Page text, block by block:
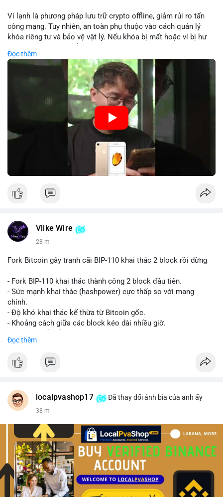
Lời khuyên: Nhà đầu tư nhỏ lẻ nên theo dõi sát dòng tiền xác
nhận và tránh vào lệnh đòn bẩy quá mức trong 24 giờ tới. Quan
sát phản ứng giá tại vùng hỗ trợ $64,000 để đưa ra quyết định
#89btc #mempoolbitcoin #dongtiencavoi
#aplucban
#phantichonchain
Ví lạnh là phương pháp lưu trữ crypto offline, giảm rủi ro tấn
công mạng. Tuy nhiên, an toàn phụ thuộc vào cách quản lý
khóa riêng tư và bảo vệ vật lý. Nếu khóa bị mất hoặc ví bị hư
nên kết hợp với biện pháp dự phòng như sao lưu khóa và chọn
nhà sản xuất uy tín.
🎥 Xem video trực tiếp tại:
Nguồn: 5 Phút Crypto
Đọc thêm
Vlike Wire
28 m
Fork Bitcoin gây tranh cãi BIP-110 khai thác 2 block rồi dừng
- Fork BIP-110 khai thác thành công 2 block đầu tiên.
- Sức mạnh khai thác (hashpower) cực thấp so với mạng
chính.
- Độ khó khai thác kế thừa từ Bitcoin gốc.
- Khoảng cách giữa các block kéo dài nhiều giờ.
#vlikevn #titanbot
Đọc thêm
localpvashop17 Đã thay đổi ảnh bìa của anh ấy
38 m